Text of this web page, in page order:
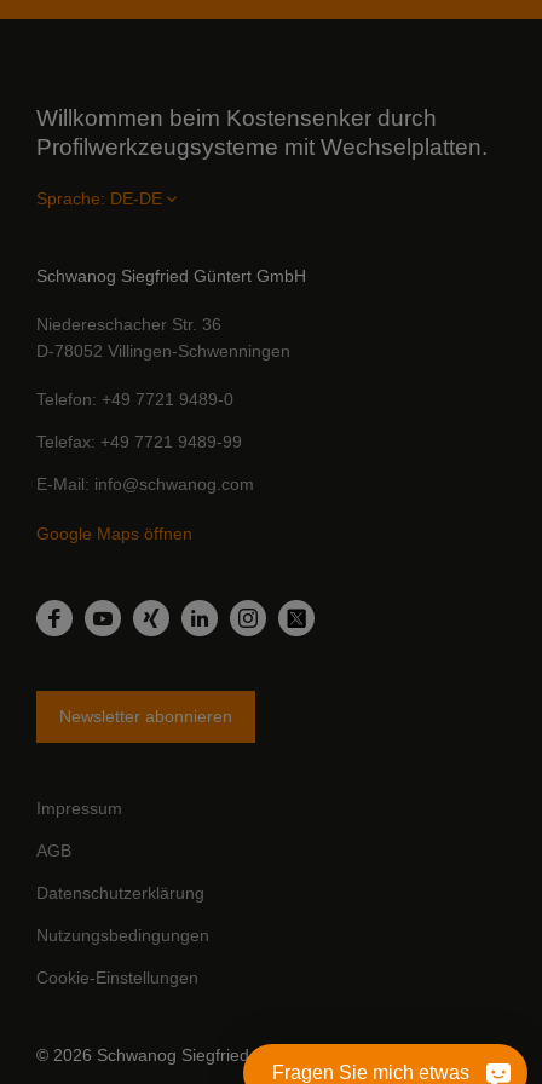
Willkommen beim Kostensenker durch
Profilwerkzeugsysteme mit Wechselplatten.
Sprache:
Schwanog Siegfried Güntert GmbH
Niedereschacher Str. 36
D-78052 Villingen-Schwenningen
Telefon +49 7721 9489-0
Telefax +49 7721 9489-99
E-Mail info@schwanog.com
Google Maps öffnen
Facebook
YouTubeXing LinkedInInstagram
Twitter
Newsletter abonnieren
Impressum
AGB
Datenschutzerklärung
Nutzungsbedingungen
Cookie-Einstellungen
© 2026 Schwanog Siegfried Güntert GmbH
Fragen Sie mich etwas